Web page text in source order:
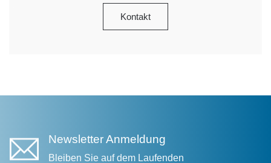
Kontakt
Newsletter Anmeldung
Bleiben Sie auf dem Laufenden